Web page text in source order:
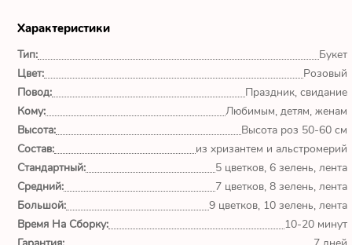
Тымовское,
world.ru, очень рада что
выбрала Вас. Букет
изумительный!
Ульяна
Тымовское,
Характеристики
Тип:
Букет
Цвет:
Розовый
Повод:
Праздник, свидание
Кому:
Любимым, детям, женам
Высота:
Высота роз 50-60 см
Состав:
из хризантем и альстромерий
Стандартный:
5 цветков, 6 зелень, лента
Средний:
7 цветков, 8 зелень, лента
Большой:
9 цветков, 10 зелень, лента
Время На Сборку:
10-20 минут